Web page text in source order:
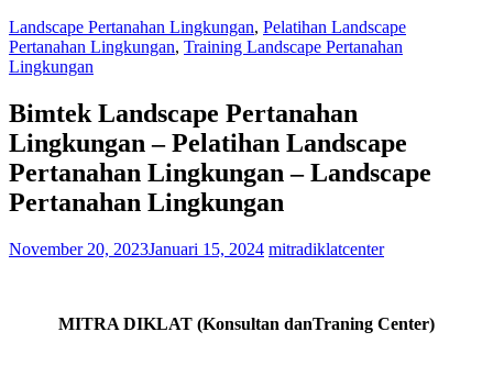
Landscape Pertanahan Lingkungan, Pelatihan Landscape
Pertanahan Lingkungan, Training Landscape Pertanahan
Lingkungan
Bimtek Landscape Pertanahan
Lingkungan – Pelatihan Landscape
Pertanahan Lingkungan – Landscape
Pertanahan Lingkungan
November 20, 2023Januari 15, 2024 mitradiklatcenter
MITRA DIKLAT (Konsultan danTraning Center)